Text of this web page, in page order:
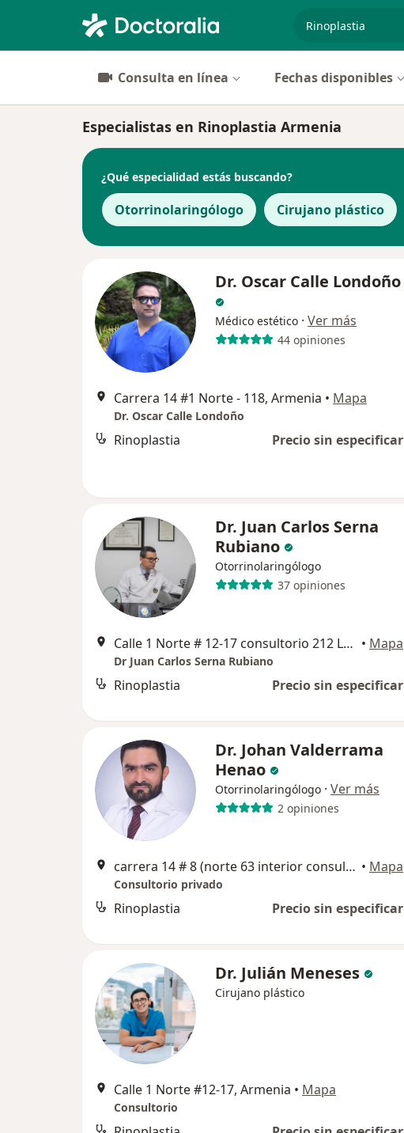
Consulta en línea Fechas disponibles
Especialistas en Rinoplastia Armenia
¿Qué especialidad estás buscando?
Otorrinolaringólogo Cirujano plástico
Dr. Oscar Calle Londoño
Médico estético · Ver más
44 opiniones
Carrera 14 #1 Norte - 118, Armenia • Mapa
Dr. Oscar Calle Londoño
Rinoplastia Precio sin especificar
Dr. Juan Carlos Serna
Rubiano
Otorrinolaringólogo
37 opiniones
Calle 1 Norte # 12-17 consultorio 212 Luxor Complejo Empresarial, Armenia • Mapa
Dr Juan Carlos Serna Rubiano
Rinoplastia Precio sin especificar
Dr. Johan Valderrama
Henao
Otorrinolaringólogo · Ver más
2 opiniones
carrera 14 # 8 (norte 63 interior consultorio 301) 3006110002, Armenia • Mapa
Consultorio privado
Rinoplastia Precio sin especificar
Dr. Julián Meneses
Cirujano plástico
Calle 1 Norte #12-17, Armenia • Mapa
Consultorio